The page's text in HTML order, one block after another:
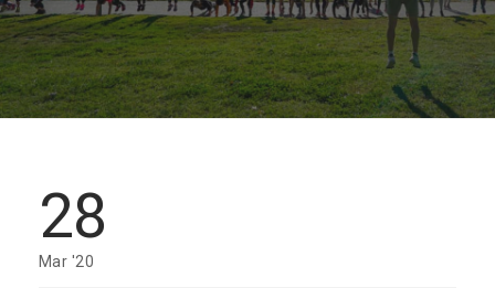
ACTU
CONTACT
28
Mar '20